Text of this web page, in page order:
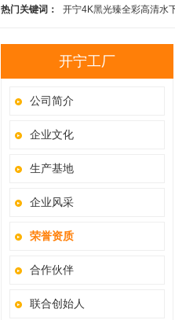
热门关键词： 开宁4K黑光臻全彩高清水
高清慢直播智能球机 开宁4K黑光全彩慢
开宁工厂
公司简介
企业文化
生产基地
企业风采
荣誉资质
合作伙伴
联合创始人